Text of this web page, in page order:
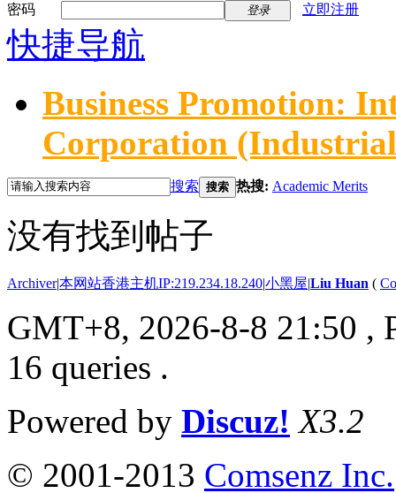
密码
登录 立即注册
快捷导航
Business Promotion:
Corporation
搜索 搜索 热搜: Academic Merits
没有找到帖子
Archiver|本网站香港主机IP:219.234.18.240|小黑屋|Liu Huan (
GMT+8, 2026-8-8 21:50 ,
16 queries .
Powered by Discuz! X3.2
© 2001-2013 Comsenz Inc.